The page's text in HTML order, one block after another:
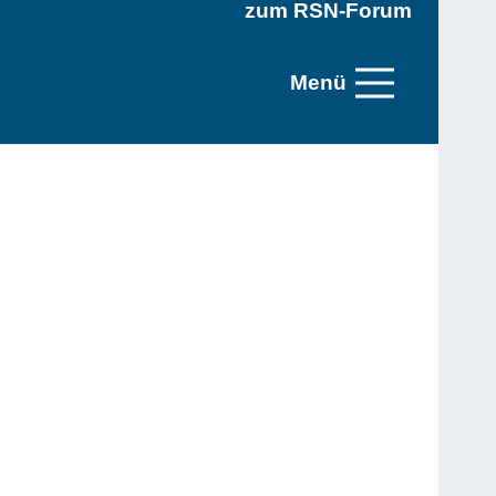
zum RSN-Forum
Menü